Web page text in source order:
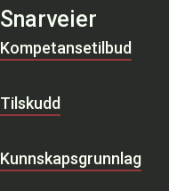
Snarveier
Kompetansetilbud
Tilskudd
Kunnskapsgrunnlag